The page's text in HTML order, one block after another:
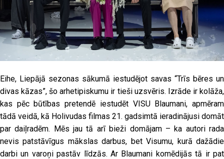
Eihe, Liepājā sezonas sākumā iestudējot savas “Trīs bēres un
divas kāzas”, šo arhetipiskumu ir tieši uzsvēris. Izrāde ir kolāža,
kas pēc būtības pretendē iestudēt VISU Blaumani, apmēram
tādā veidā, kā Holivudas filmas 21. gadsimtā ieradinājusi domāt
par daiļradēm. Mēs jau tā arī bieži domājam – ka autori rada
nevis patstāvīgus mākslas darbus, bet Visumu, kurā dažādie
darbi un varoņi pastāv līdzās. Ar Blaumani komēdijās tā ir pat